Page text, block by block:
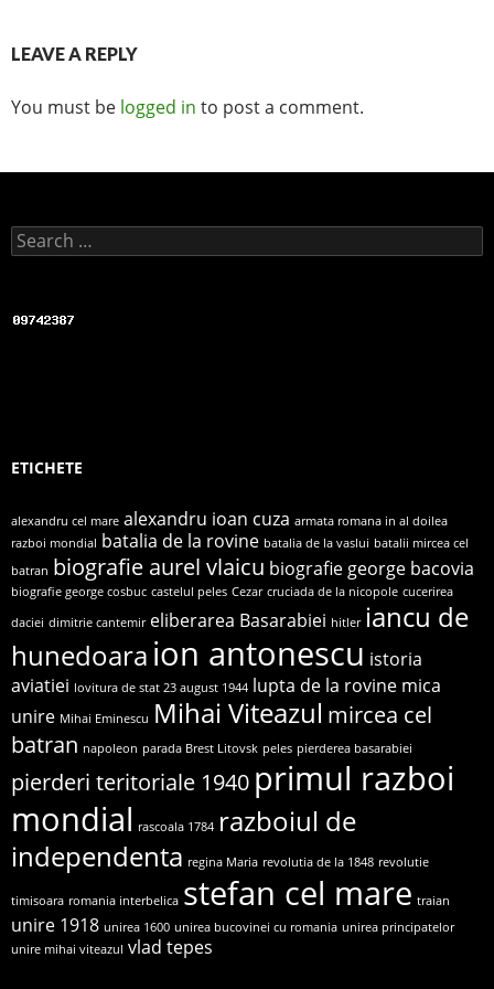
k
LEAVE A REPLY
You must be logged in to post a comment.
Search for:
ETICHETE
alexandru cel mare alexandru ioan cuza armata romana in al doilea
razboi mondial batalia de la rovine batalia de la vaslui batalii mircea cel
batran biografie aurel vlaicu biografie george bacovia
biografie george cosbuc castelul peles Cezar cruciada de la nicopole cucerirea
daciei dimitrie cantemir eliberarea Basarabiei hitler iancu de
hunedoara ion antonescu istoria
aviatiei lovitura de stat 23 august 1944 lupta de la rovine mica
unire Mihai Eminescu Mihai Viteazul mircea cel
batran napoleon parada Brest Litovsk peles pierderea basarabiei
pierderi teritoriale 1940 primul razboi
mondial rascoala 1784 razboiul de
independenta regina Maria revolutia de la 1848 revolutie
timisoara romania interbelica stefan cel mare traian
unire 1918 unirea 1600 unirea bucovinei cu romania unirea principatelor
unire mihai viteazul vlad tepes